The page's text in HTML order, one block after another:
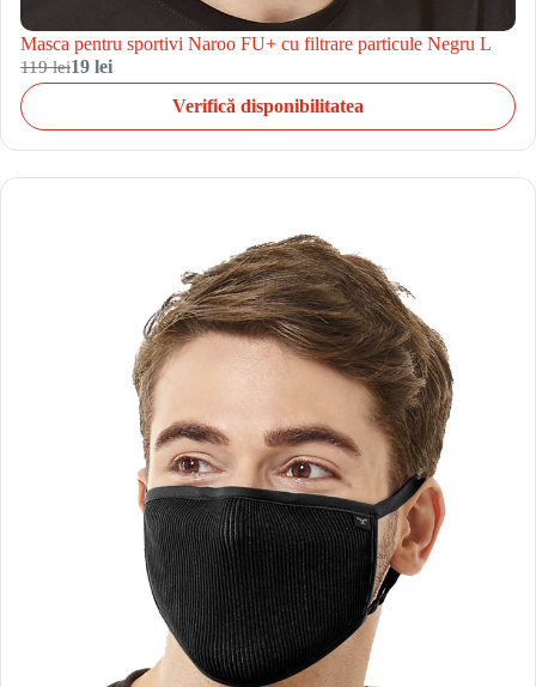
Masca pentru sportivi Naroo FU+ cu filtrare particule Negru L
119 lei19 lei
Verifică disponibilitatea